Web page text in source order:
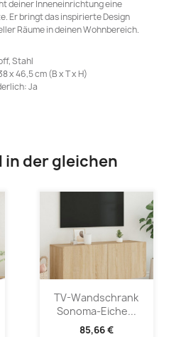
deiner Inneneinrichtung eine
Er bringt das inspirierte Design
Räume in deinen Wohnbereich.
Stahl
x 46,5 cm (B x T x H)
Ja
in der gleichen
TV-Wandschrank
Sonoma-Eiche...
85,66 €